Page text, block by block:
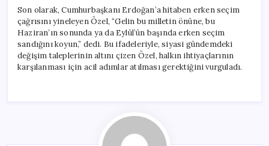
Son olarak, Cumhurbaşkanı Erdoğan’a hitaben erken seçim
çağrısını yineleyen Özel, “Gelin bu milletin önüne, bu
Haziran’ın sonunda ya da Eylül’ün başında erken seçim
sandığını koyun,” dedi. Bu ifadeleriyle, siyasi gündemdeki
değişim taleplerinin altını çizen Özel, halkın ihtiyaçlarının
karşılanması için acil adımlar atılması gerektiğini vurguladı.